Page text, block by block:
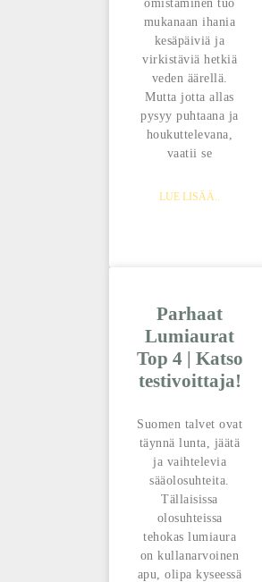
omistaminen tuo
mukanaan ihania
kesäpäiviä ja
virkistäviä hetkiä
veden äärellä.
Mutta jotta allas
pysyy puhtaana ja
houkuttelevana,
vaatii se
LUE LISÄÄ..
Parhaat
Lumiaurat
Top 4 | Katso
testivoittaja!
Suomen talvet ovat
täynnä lunta, jäätä
ja vaihtelevia
sääolosuhteita.
Tällaisissa
olosuhteissa
tehokas lumiaura
on kullanarvoinen
apu, olipa kyseessä